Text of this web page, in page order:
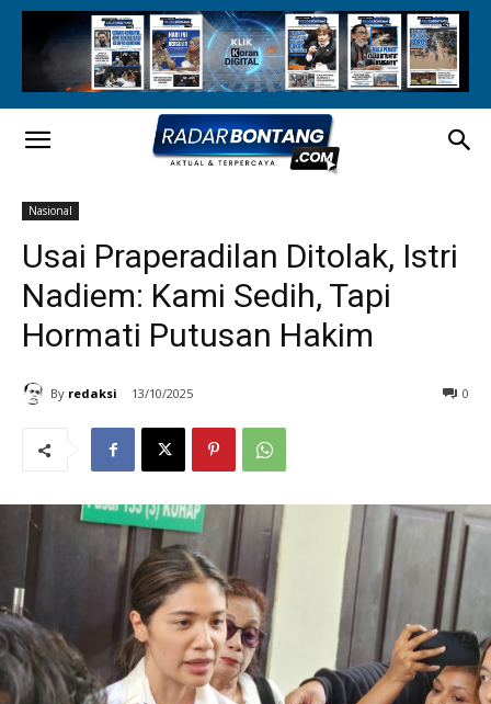
Nasional
Usai Praperadilan Ditolak, Istri
Nadiem: Kami Sedih, Tapi
Hormati Putusan Hakim
By redaksi 13/10/2025 0